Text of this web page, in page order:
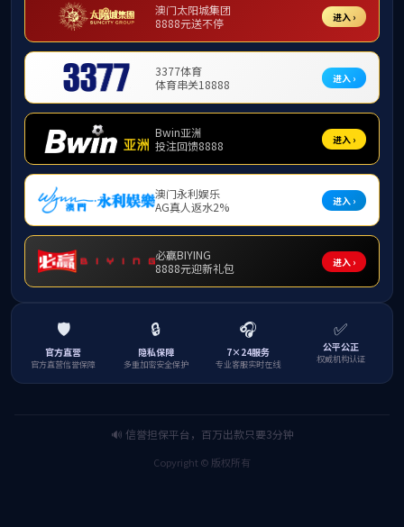
学院简介
组织架构
教学管理机构
科研与学术机构
院工会
联系方式
WilliamHill体育
版权所有：威廉希尔·williamhill(中国)中文官网
地址：海南省海口市美兰区人民大道58号 ( 邮编:570228 )